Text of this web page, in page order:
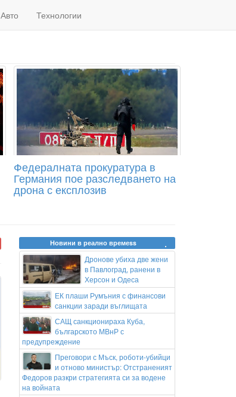
Авто Технологии
Федералната прокуратура в
Германия пое разследването на
дрона с експлозив
Новини в реално времеss
Дронове убиха две жени
в Павлоград, ранени в
Херсон и Одеса
ЕК плаши Румъния с финансови
санкции заради въглищата
САЩ санкционираха Куба,
българското МВнР с
предупреждение
Преговори с Мъск, роботи-убийци
и отново министър: Отстраненият
Федоров разкри стратегията си за водене
на войната